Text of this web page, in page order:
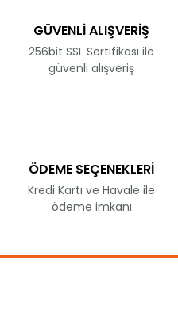
GÜVENLİ ALIŞVERİŞ
256bit SSL Sertifikası ile
güvenli alışveriş
ÖDEME SEÇENEKLERİ
Kredi Kartı ve Havale ile
ödeme imkanı